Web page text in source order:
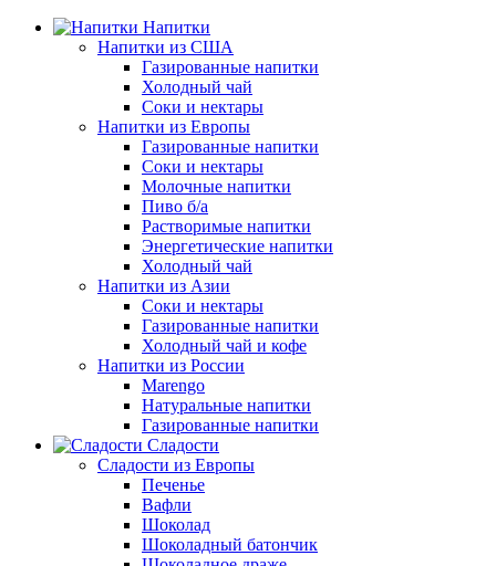
Напитки
Напитки из США
Газированные напитки
Холодный чай
Соки и нектары
Напитки из Европы
Газированные напитки
Соки и нектары
Молочные напитки
Пиво б/а
Растворимые напитки
Энергетические напитки
Холодный чай
Напитки из Азии
Соки и нектары
Газированные напитки
Холодный чай и кофе
Напитки из России
Marengo
Натуральные напитки
Газированные напитки
Сладости
Сладости из Европы
Печенье
Вафли
Шоколад
Шоколадный батончик